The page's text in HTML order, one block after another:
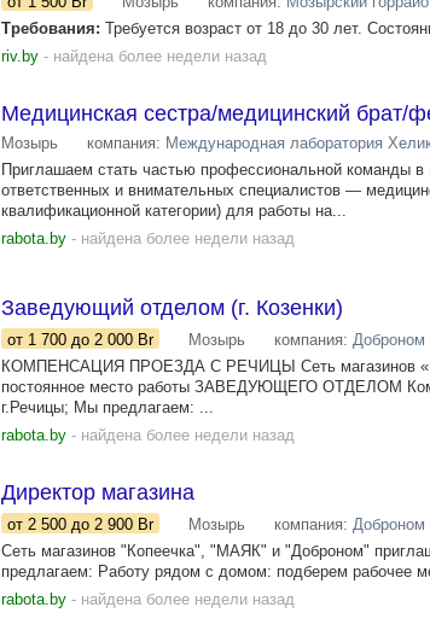
Требования: Требуется возраст от 18 до 30 лет.
riv.by - найдена более недели назад
Медицинская сестра/медицинский брат/
Мозырь компания: Международная лаборатория
Приглашаем стать частью профессиональной команды
ответственных и внимательных специалистов —
квалификационной категории) для работы на...
rabota.by - найдена более недели назад
Заведующий отделом (г. Козенки)
от 1 700 до 2 000 Br Мозырь компания: Доброном
КОМПЕНСАЦИЯ ПРОЕЗДА С РЕЧИЦЫ Сеть магазинов
постоянное место работы ЗАВЕДУЮЩЕГО ОТДЕЛОМ
г.Речицы; Мы предлагаем: ...
rabota.by - найдена более недели назад
Директор магазина
от 2 500 до 2 900 Br Мозырь компания: Доброном
Сеть магазинов "Копеечка", "МАЯК" и "Доброном"
предлагаем: Работу рядом с домом: подберем рабочее
rabota.by - найдена более недели назад